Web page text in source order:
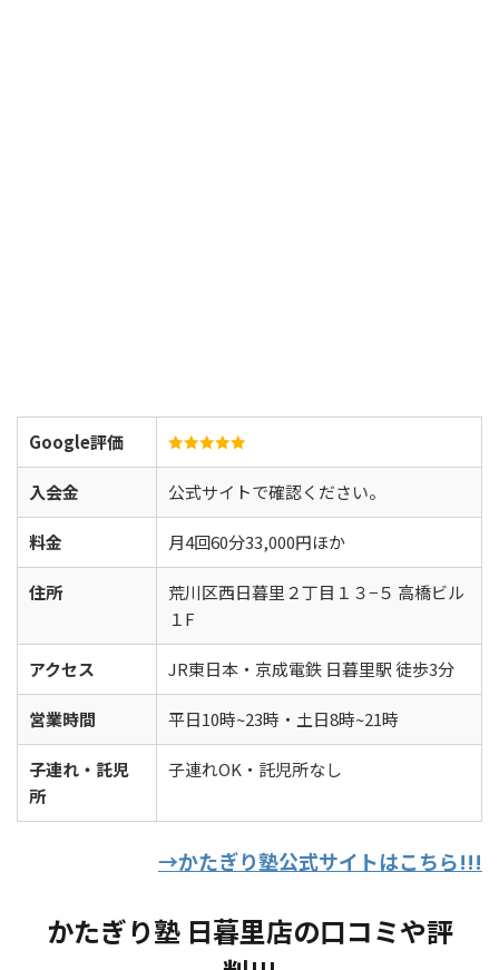
Google評価
入会金 公式サイトで確認ください。
料金 月4回60分33,000円ほか
住所
荒川区西日暮里２丁目１３−５ 高橋ビル
１F
アクセス JR東日本・京成電鉄 日暮里駅 徒歩3分
営業時間 平日10時~23時・土日8時~21時
子連れ・託児
所
子連れOK・託児所なし
→かたぎり塾公式サイトはこちら!!!
かたぎり塾 日暮里店の口コミや評